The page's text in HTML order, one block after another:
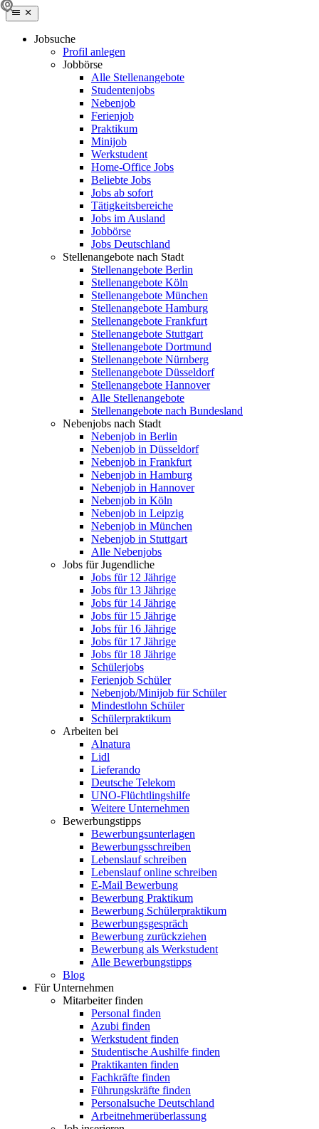
Jobsuche
Profil anlegen
Jobbörse
Alle Stellenangebote
Studentenjobs
Nebenjob
Ferienjob
Praktikum
Minijob
Werkstudent
Home-Office Jobs
Beliebte Jobs
Jobs ab sofort
Tätigkeitsbereiche
Jobs im Ausland
Jobbörse
Jobs Deutschland
Stellenangebote nach Stadt
Stellenangebote Berlin
Stellenangebote Köln
Stellenangebote München
Stellenangebote Hamburg
Stellenangebote Frankfurt
Stellenangebote Stuttgart
Stellenangebote Dortmund
Stellenangebote Nürnberg
Stellenangebote Düsseldorf
Stellenangebote Hannover
Alle Stellenangebote
Stellenangebote nach Bundesland
Nebenjobs nach Stadt
Nebenjob in Berlin
Nebenjob in Düsseldorf
Nebenjob in Frankfurt
Nebenjob in Hamburg
Nebenjob in Hannover
Nebenjob in Köln
Nebenjob in Leipzig
Nebenjob in München
Nebenjob in Stuttgart
Alle Nebenjobs
Jobs für Jugendliche
Jobs für 12 Jährige
Jobs für 13 Jährige
Jobs für 14 Jährige
Jobs für 15 Jährige
Jobs für 16 Jährige
Jobs für 17 Jährige
Jobs für 18 Jährige
Schülerjobs
Ferienjob Schüler
Nebenjob/Minijob für Schüler
Mindestlohn Schüler
Schülerpraktikum
Arbeiten bei
Alnatura
Lidl
Lieferando
Deutsche Telekom
UNO-Flüchtlingshilfe
Weitere Unternehmen
Bewerbungstipps
Bewerbungsunterlagen
Bewerbungsschreiben
Lebenslauf schreiben
Lebenslauf online schreiben
E-Mail Bewerbung
Bewerbung Praktikum
Bewerbung Schülerpraktikum
Bewerbungsgespräch
Bewerbung zurückziehen
Bewerbung als Werkstudent
Alle Bewerbungstipps
Blog
Für Unternehmen
Mitarbeiter finden
Personal finden
Azubi finden
Werkstudent finden
Studentische Aushilfe finden
Praktikanten finden
Fachkräfte finden
Führungskräfte finden
Personalsuche Deutschland
Arbeitnehmerüberlassung